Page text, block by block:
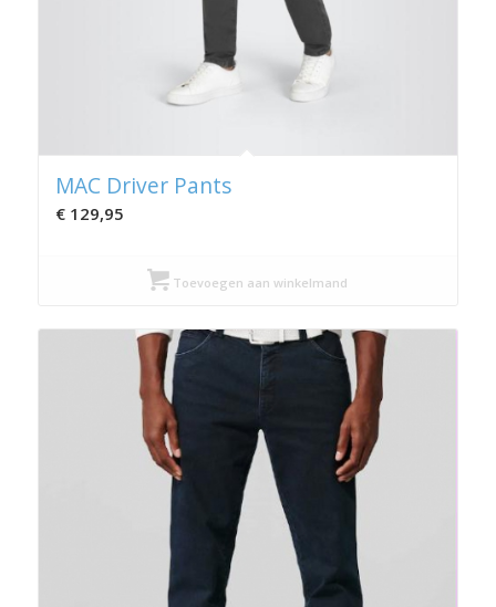
MAC Driver Pants
€129,95
Toevoegen aan winkelmand